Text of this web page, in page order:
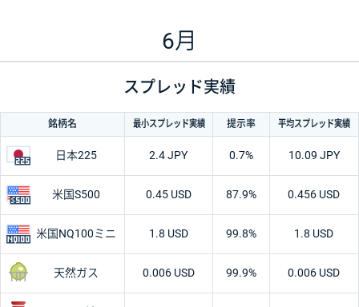
6月
スプレッド実績
銘柄名 最小スプレッド実績 提示率 平均スプレッド実績
日本225 2.4 JPY 0.7% 10.09 JPY
米国S500 0.45 USD 87.9% 0.456 USD
米国NQ100ミニ 1.8 USD 99.8% 1.8 USD
天然ガス 0.006 USD 99.9% 0.006 USD